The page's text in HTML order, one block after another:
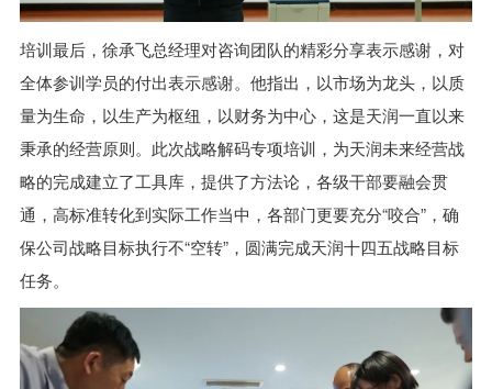
培训最后，徐承飞总经理对咨询团队的精彩分享表示感谢，对
全体参训学员的付出表示感谢。他指出，以市场为龙头，以质
量为生命，以生产为枢纽，以财务为中心，这是天润一直以来
秉承的经营原则。此次战略解码专项培训，为天润未来经营战
略的完成建立了工具库，提供了方法论，各级干部要融会贯
通，高标准转化到实际工作当中，各部门更要充分“咬合”，确
保公司战略目标执行不“空转”，圆满完成天润十四五战略目标
任务。